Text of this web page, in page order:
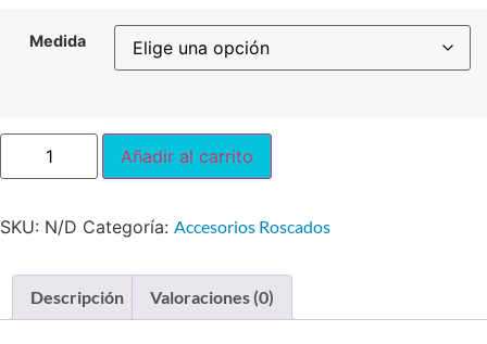
Medida
Añadir al carrito
SKU: N/D Categoría: Accesorios Roscados
Descripción Valoraciones (0)